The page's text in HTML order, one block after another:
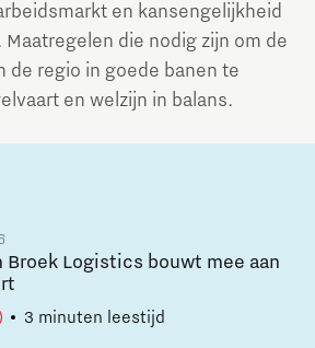
en kansengelijkheid
die nodig zijn om de
de regio in goede banen te
en welzijn in balans.
Broek Logistics bouwt mee aan
3 minuten leestijd